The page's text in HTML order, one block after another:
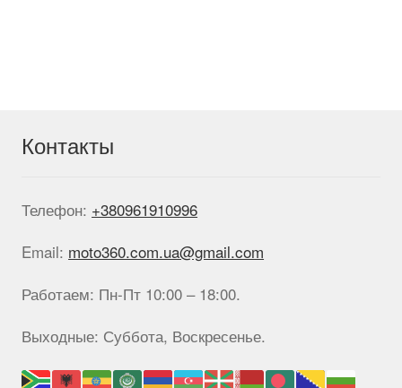
Контакты
Телефон: +380961910996
Email: moto360.com.ua@gmail.com
Работаем: Пн-Пт 10:00 – 18:00.
Выходные: Суббота, Воскресенье.